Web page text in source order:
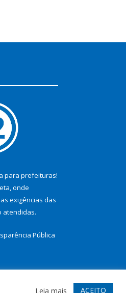
para prefeituras!
onde
exigências das
atendidas.
Pública
Acessar Webmail
Leia mais ACEITO